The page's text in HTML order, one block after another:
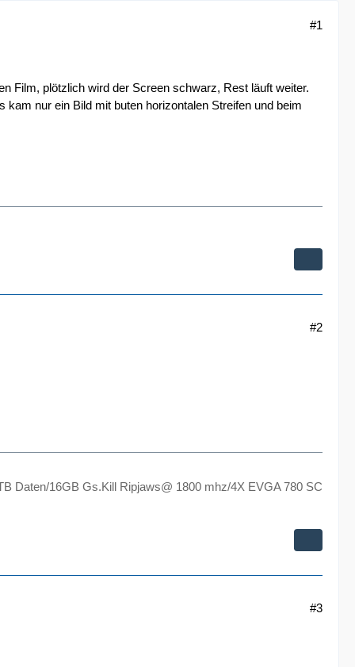
#1
Film, plötzlich wird der Screen schwarz, Rest läuft weiter.
nur ein Bild mit buten horizontalen Streifen und beim
#2
Daten/16GB Gs.Kill Ripjaws@ 1800 mhz/4X EVGA 780 SC
#3